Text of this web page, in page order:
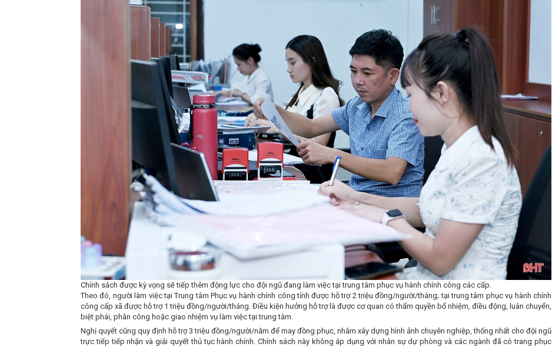
Chính sách được kỳ vọng sẽ tiếp thêm động lực cho đội ngũ đang làm việc tại trung tâm phục vụ hành chính công các cấp.
Theo đó, người làm việc tại Trung tâm Phục vụ hành chính công tỉnh được hỗ trợ 2 triệu đồng/người/tháng; tại trung tâm phục vụ hành chính
công cấp xã được hỗ trợ 1 triệu đồng/người/tháng. Điều kiện hưởng hỗ trợ là được cơ quan có thẩm quyền bổ nhiệm, điều động, luân chuyển,
biệt phái, phân công hoặc giao nhiệm vụ làm việc tại trung tâm.
Nghị quyết cũng quy định hỗ trợ 3 triệu đồng/người/năm để may đồng phục, nhằm xây dựng hình ảnh chuyên nghiệp, thống nhất cho đội ngũ
trực tiếp tiếp nhận và giải quyết thủ tục hành chính. Chính sách này không áp dụng với nhân sự dự phòng và các ngành đã có trang phục